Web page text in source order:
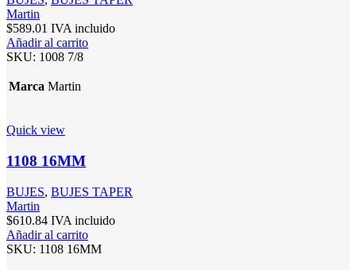
Martin
$589.01 IVA incluido
Añadir al carrito
SKU: 1008 7/8
Marca Martin
Quick view
1108 16MM
BUJES, BUJES TAPER
Martin
$610.84 IVA incluido
Añadir al carrito
SKU: 1108 16MM